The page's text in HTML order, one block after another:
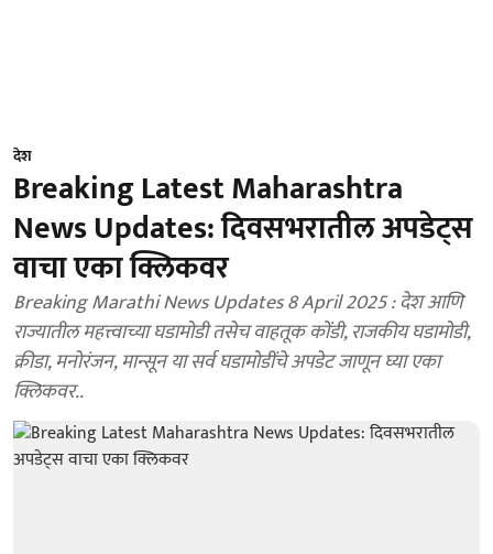
देश
Breaking Latest Maharashtra
News Updates: दिवसभरातील अपडेट्स
वाचा एका क्लिकवर
Breaking Marathi News Updates 8 April 2025 : देश आणि
राज्यातील महत्त्वाच्या घडामोडी तसेच वाहतूक कोंडी, राजकीय घडामोडी,
क्रीडा, मनोरंजन, मान्सून या सर्व घडामोडींचे अपडेट जाणून घ्या एका
क्लिकवर..